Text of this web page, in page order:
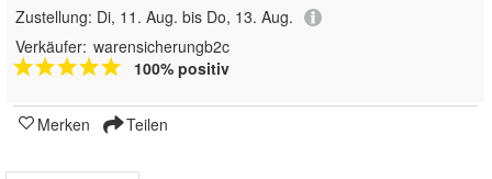
Zustellung: Di, 11. Aug. bis Do, 13. Aug.
Verkäufer: warensicherungb2c
100% positiv
Merken Teilen